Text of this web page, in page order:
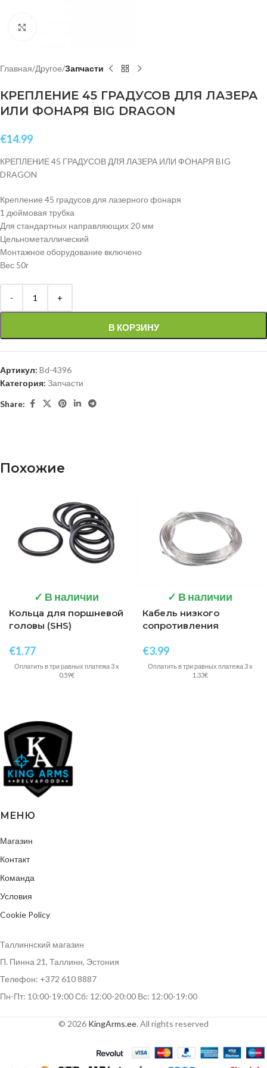
Главная Другое Запчасти
КРЕПЛЕНИЕ 45 ГРАДУСОВ ДЛЯ ЛАЗЕРА
ИЛИ ФОНАРЯ BIG DRAGON
€14.99
КРЕПЛЕНИЕ 45 ГРАДУСОВ ДЛЯ ЛАЗЕРА ИЛИ ФОНАРЯ BIG
DRAGON
Крепление 45 градусов для лазерного фонаря
1 дюймовая трубка
Для стандартных направляющих 20 мм
Цельнометаллический
Монтажное оборудование включено
Вес 50г
В КОРЗИНУ
Артикул: Bd-4396
Категория: Запчасти
Share:
Похожие
✓ В наличии
Кольца для поршневой
головы (SHS)
€1.77
Оплатить в три равных платежа 3 x
0.59€
✓ В наличии
Кабель низкого
сопротивления
€3.99
Оплатить в три равных платежа 3 x
1.33€
МЕНЮ
Магазин
Контакт
Команда
Условия
Cookie Policy
Таллиннский магазин
П. Пинна 21, Таллинн, Эстония
Телефон: +372 610 8887
Пн-Пт: 10:00-19:00 Сб: 12:00-20:00 Вс: 12:00-19:00
© 2026 KingArms.ee. All rights reserved